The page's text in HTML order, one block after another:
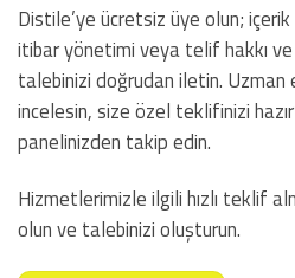
Distile’ye ücretsiz üye olun;
itibar yönetimi veya telif hakkı
talebinizi doğrudan iletin.
incelesin, size özel teklifinizi
panelinizden takip edin.
Hizmetlerimizle ilgili hızlı teklif
olun ve talebinizi oluşturun.